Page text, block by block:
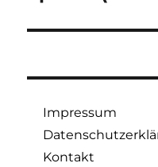
Impressum
Kontakt